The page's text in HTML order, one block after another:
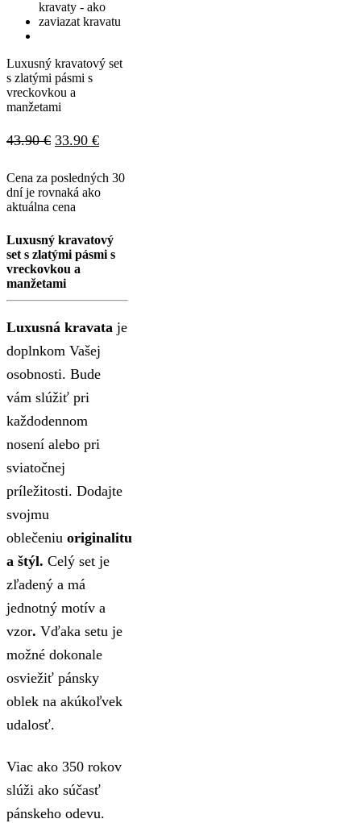
Luxusný kravatový set
s zlatými pásmi s
vreckovkou a
manžetami
43.90€ Pôvodná
bola:
43.90 €.
33.90 €Aktuálna
je:
Cena za posledných 30
dní je rovnaká ako
aktuálna cena
Luxusný kravatový
set s zlatými pásmi s
vreckovkou a
manžetami
Luxusná kravata je
doplnkom Vašej
osobnosti. Bude
vám slúžiť pri
každodennom
nosení alebo pri
sviatočnej
príležitosti. Dodajte
svojmu
oblečeniu originalitu
a štýl. Celý set je
zľadený a má
jednotný motív a
vzor. Vďaka setu je
možné dokonale
osviežiť pánsky
oblek na akúkoľvek
udalosť.
Viac ako 350 rokov
slúži ako súčasť
pánskeho odevu.